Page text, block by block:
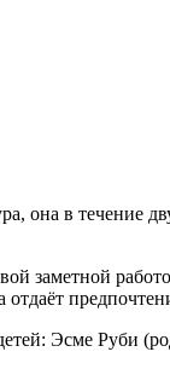
в течение
заметной
Эсме Руби